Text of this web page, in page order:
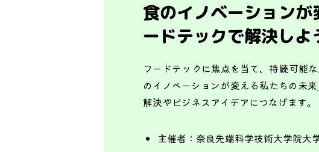
食のイノベーション
ードテックで解決しよ
フードテックに焦点を当て、持続可能
のイノベーションが変える私たちの未
解決やビジネスアイデアにつなげます。
主催者： 奈良先端科学技術大学院大